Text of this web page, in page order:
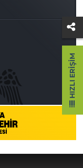
HIZLI ERIŞIM